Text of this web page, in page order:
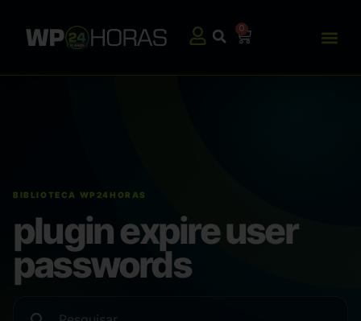
0
plugin expire user
passwords